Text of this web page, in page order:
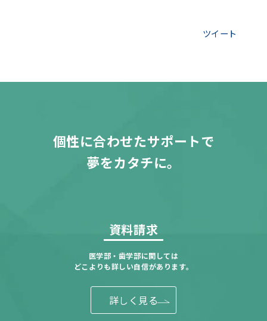
ツイート
個性に合わせたサポートで
夢をカタチに。
資料請求
医学部・歯学部に関しては
どこよりも詳しい自信があります。
詳しく見る